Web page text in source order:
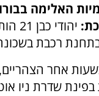
האלימה
רכבת
אחר
שדרת ניו